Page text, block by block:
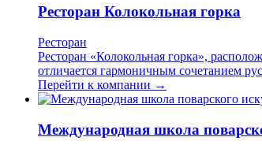
Ресторан Колокольная горка
Ресторан
Ресторан «Колокольная горка»,
отличается гармоничным сочетанием
Перейти к компании →
Международная школа